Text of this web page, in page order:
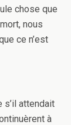
chose que
nous
ce n’est
attendait
à